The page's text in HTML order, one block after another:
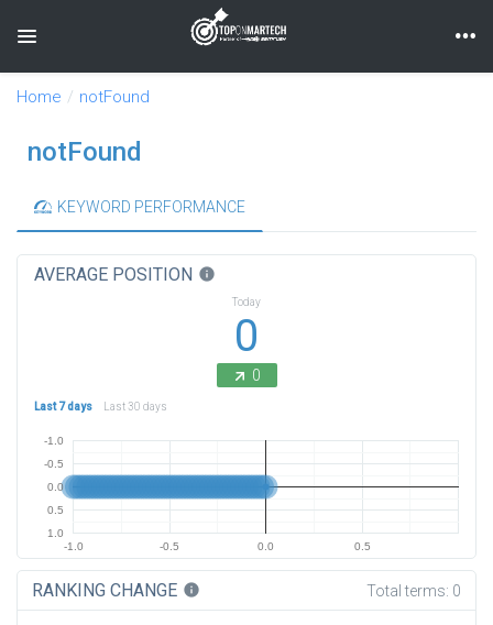
Toggle navigation
Home notFound
notFound
KEYWORD PERFORMANCE
AVERAGE POSITION info
Today
0
0
Last 7 days Last 30 days
-1.0 -0.5 0.0 0.5
-1.0
-0.5
0.0
0.5
1.0
RANKING CHANGE info Total terms: 0